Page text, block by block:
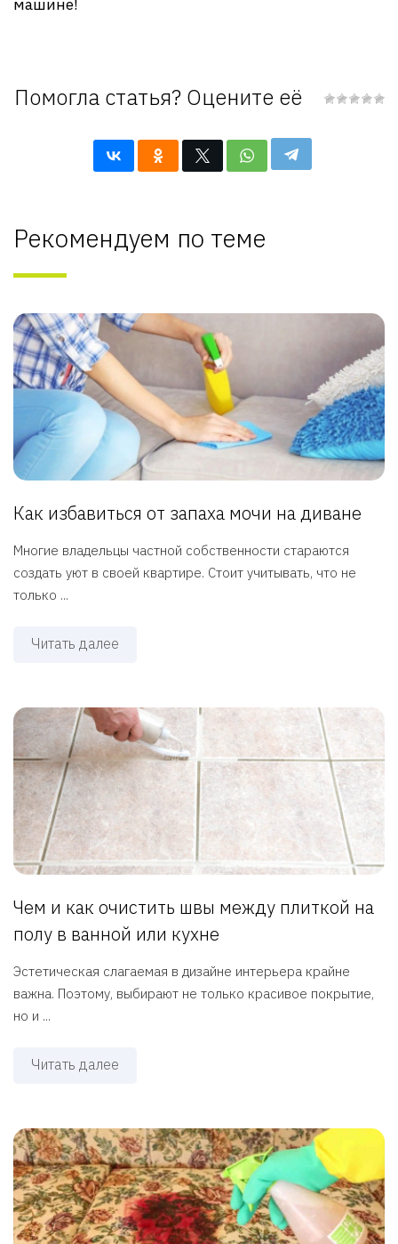
машине!
Помогла статья? Оцените её
Рекомендуем по теме
Как избавиться от запаха мочи на диване
Многие владельцы частной собственности стараются
создать уют в своей квартире. Стоит учитывать, что не
только ...
Читать далее
Чем и как очистить швы между плиткой на
полу в ванной или кухне
Эстетическая слагаемая в дизайне интерьера крайне
важна. Поэтому, выбирают не только красивое покрытие,
но и ...
Читать далее